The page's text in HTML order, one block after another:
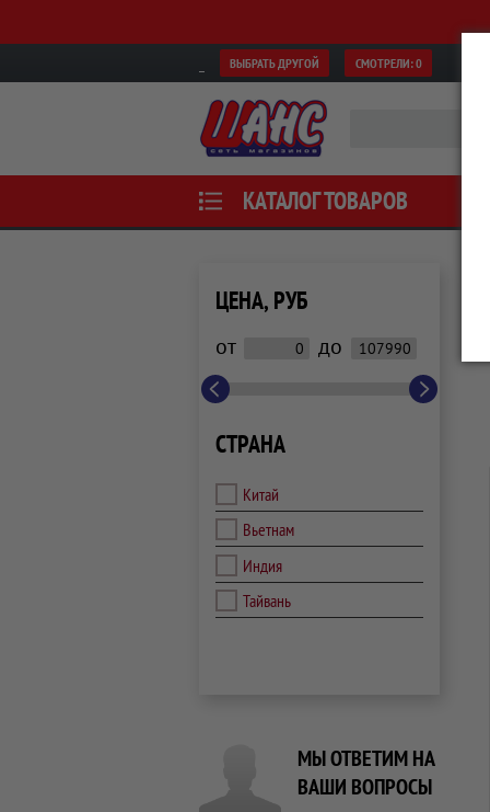
ВЫБРАТЬ ДРУГОЙ СМОТРЕЛИ:0
КАТАЛОГ ТОВАРОВ
ЦЕНА, РУБ
от до
СТРАНА
Китай
Вьетнам
Индия
Тайвань
МЫ ОТВЕТИМ НА
ВАШИ ВОПРОСЫ